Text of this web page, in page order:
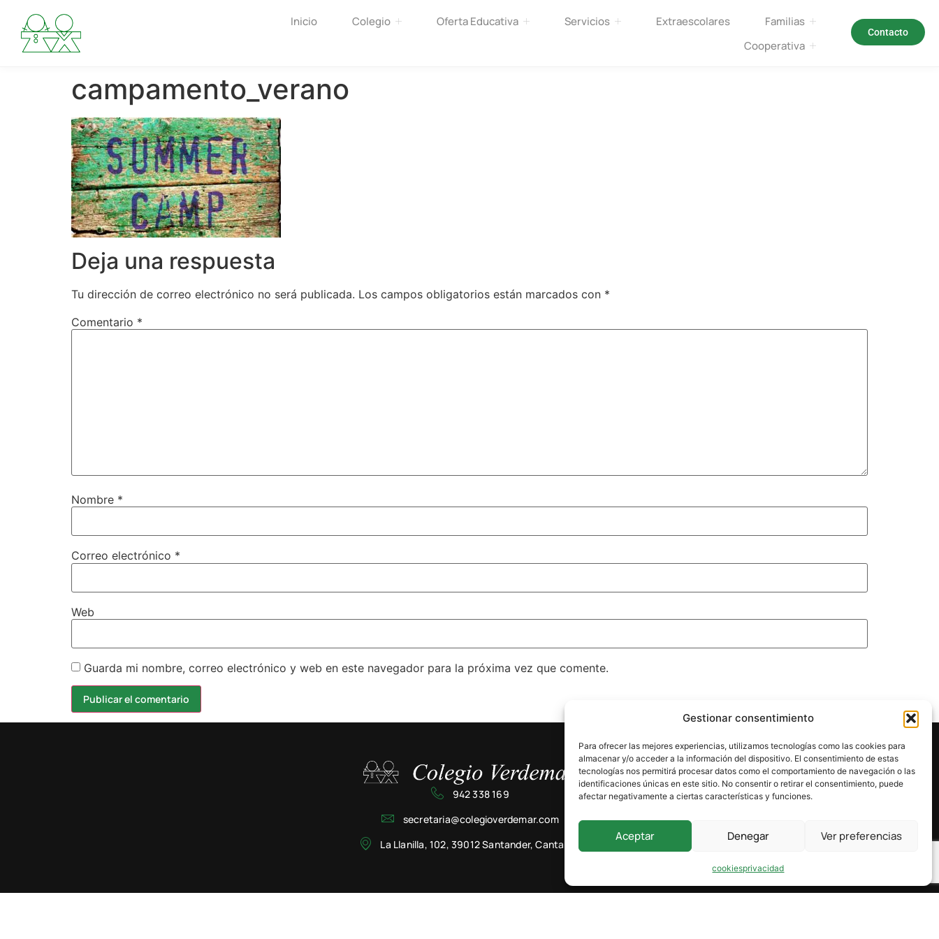
Gestionar consentimiento
Para ofrecer las mejores experiencias, utilizamos tecnologías como las cookies para
almacenar y/o acceder a la información del dispositivo. El consentimiento de estas
tecnologías nos permitirá procesar datos como el comportamiento de navegación o las
identificaciones únicas en este sitio. No consentir o retirar el consentimiento, puede
afectar negativamente a ciertas características y funciones.
Aceptar Denegar Ver preferencias
cookiesprivacidad
Inicio Colegio Oferta Educativa Servicios Extraescolares
Familias
Cooperativa
Contacto
campamento_verano
Deja una respuesta
Tu dirección de correo electrónico no será publicada. Los campos obligatorios están marcados con *
Comentario *
Nombre *
Correo electrónico *
Web
Guarda mi nombre, correo electrónico y web en este navegador para la próxima vez que comente.
942 338 169
secretaria@colegioverdemar.com
La Llanilla, 102, 39012 Santander, Cantabria